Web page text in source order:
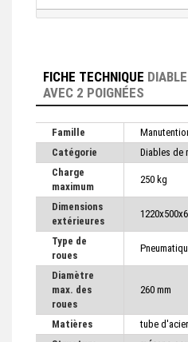
FICHE TECHNIQUE
AVEC 2 POIGNÉES
Famille
Catégorie
Diables de
Charge
maximum
250 kg
Dimensions
extérieures
Type de
roues
Diamètre
max. des
roues
260 mm
Matières
tube